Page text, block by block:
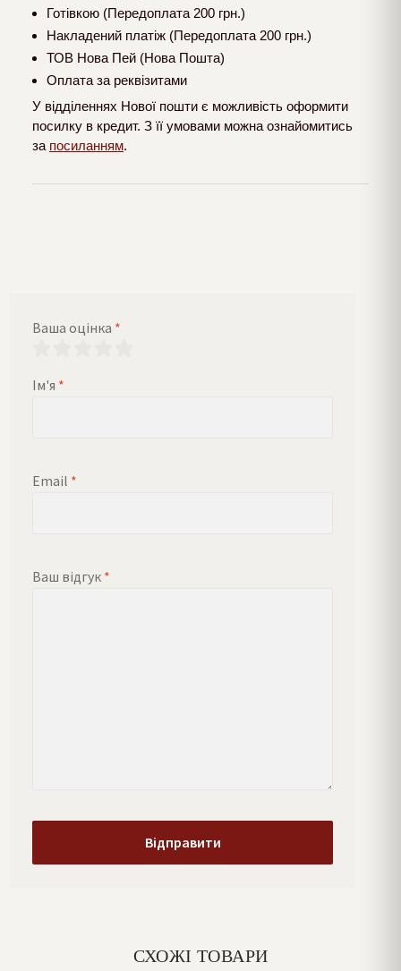
Готівкою (Передоплата 200 грн.)
Накладений платіж (Передоплата 200 грн.)
ТОВ Нова Пей (Нова Пошта)
Оплата за реквізитами
У відділеннях Нової пошти є можливість оформити
посилку в кредит. З її умовами можна ознайомитись
за посиланням.
Ваша оцінка *
Ім'я *
Email *
Ваш відгук *
СХОЖІ ТОВАРИ